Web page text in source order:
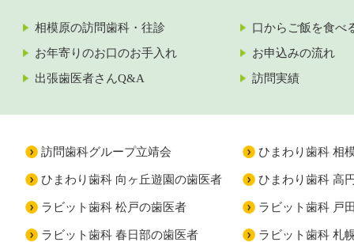
相模原の訪問歯科・往診
口からご飯を食べ
お年寄りのお口のお手入れ
お申込みの流れ
出張歯医者さんQ&A
訪問実績
訪問歯科グループ立靖会 ひまわり歯科 相
ひまわり歯科 向ヶ丘遊園の歯医者 ひまわり歯科 高
ラビット歯科 松戸の歯医者 ラビット歯科 戸
ラビット歯科 春日部の歯医者 ラビット歯科 札